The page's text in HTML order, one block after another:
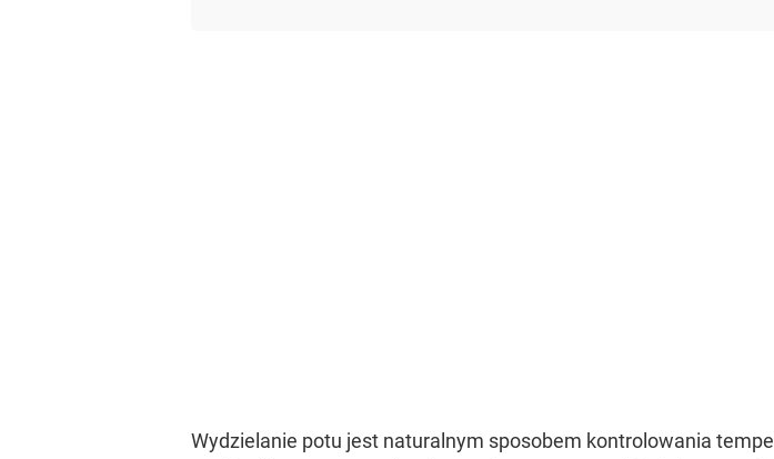
Wydzielanie potu jest naturalnym sposobem kontrolowania